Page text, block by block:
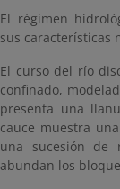
El régimen
sus características
El curso del río
confinado,
presenta una
cauce muestra
una sucesión de
abundan los